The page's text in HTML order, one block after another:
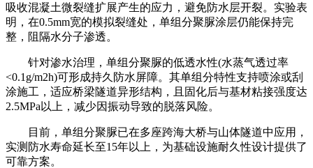
吸收混凝土微裂缝扩展产生的应力，避免防水层开裂。实验表
明，在0.5mm宽的模拟裂缝处，单组分聚脲涂层仍能保持完
整，阻隔水分子渗透。
针对渗水治理，单组分聚脲的低透水性(水蒸气透过率
<0.1g/m2h)可形成持久防水屏障。其单组分特性支持喷涂或刮
涂施工，适应桥梁隧道异形结构，且固化后与基材粘接强度达
2.5MPa以上，减少因振动导致的脱落风险。
目前，单组分聚脲已在多座跨海大桥与山体隧道中应用，
实测防水寿命延长至15年以上，为基础设施耐久性设计提供了
可靠方案。